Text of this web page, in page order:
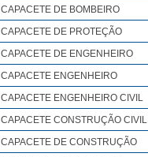
CAPACETE DE BOMBEIRO
CAPACETE DE PROTEÇÃO
CAPACETE DE ENGENHEIRO
CAPACETE ENGENHEIRO
CAPACETE ENGENHEIRO CIVIL
CAPACETE CONSTRUÇÃO CIVIL
CAPACETE DE CONSTRUÇÃO